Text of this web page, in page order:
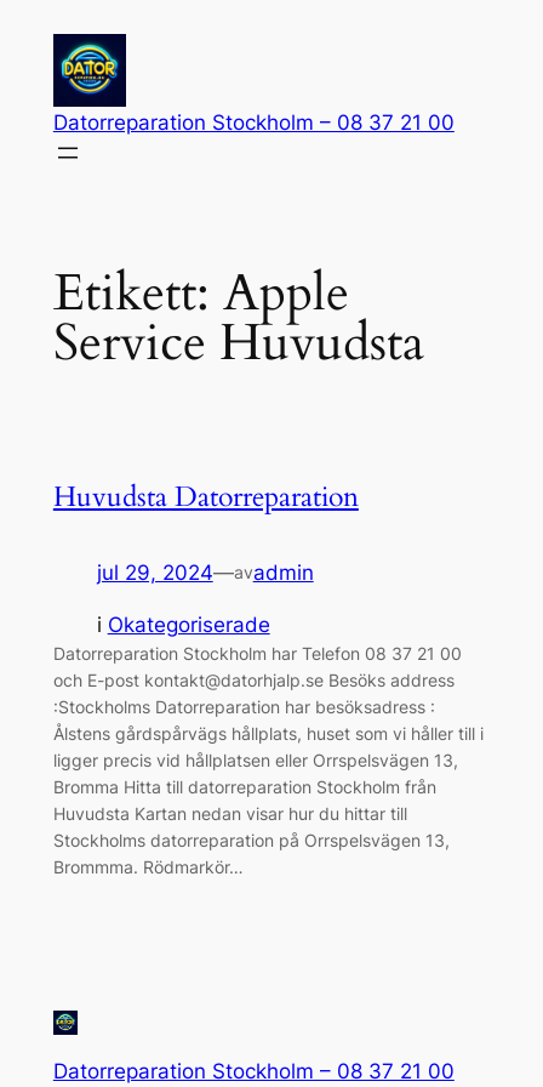
innehåll
Datorreparation Stockholm – 08 37 21 00
Etikett: Apple
Service Huvudsta
Huvudsta Datorreparation
jul 29, 2024—avadmin
i Okategoriserade
Datorreparation Stockholm har Telefon 08 37 21 00
och E-post kontakt@datorhjalp.se Besöks address
:Stockholms Datorreparation har besöksadress :
Ålstens gårdspårvägs hållplats, huset som vi håller till i
ligger precis vid hållplatsen eller Orrspelsvägen 13,
Bromma Hitta till datorreparation Stockholm från
Huvudsta Kartan nedan visar hur du hittar till
Stockholms datorreparation på Orrspelsvägen 13,
Brommma. Rödmarkör…
Datorreparation Stockholm – 08 37 21 00